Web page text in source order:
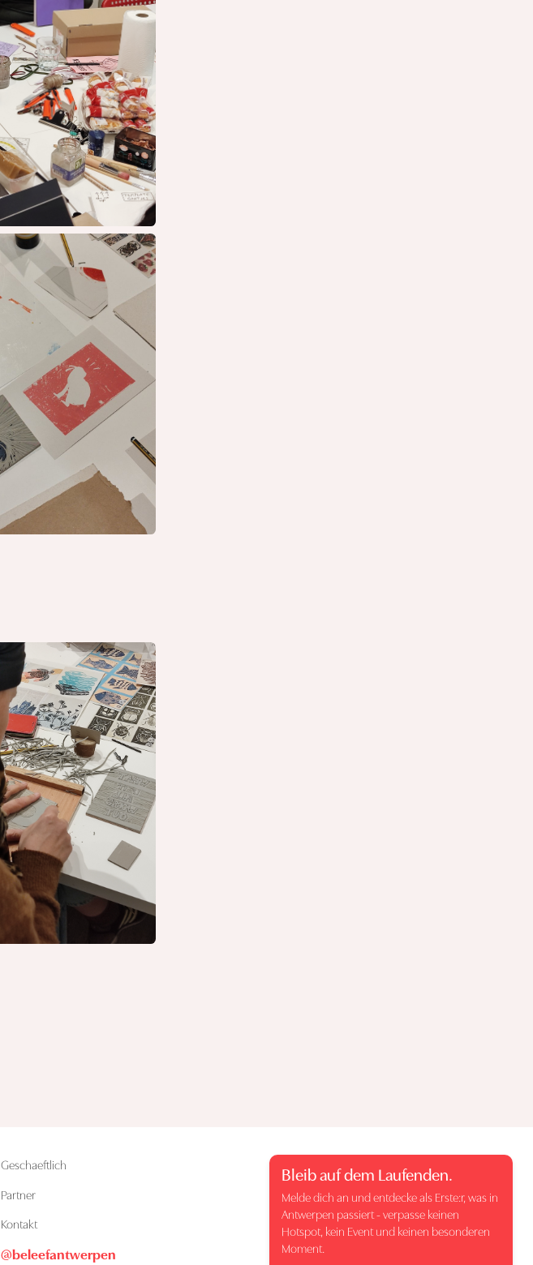
Geschaeftlich
Partner
Kontakt
@beleefantwerpen
Bleib auf dem Laufenden.
Melde dich an und entdecke als Erste:r, was in
Antwerpen passiert - verpasse keinen
Hotspot, kein Event und keinen besonderen
Moment.